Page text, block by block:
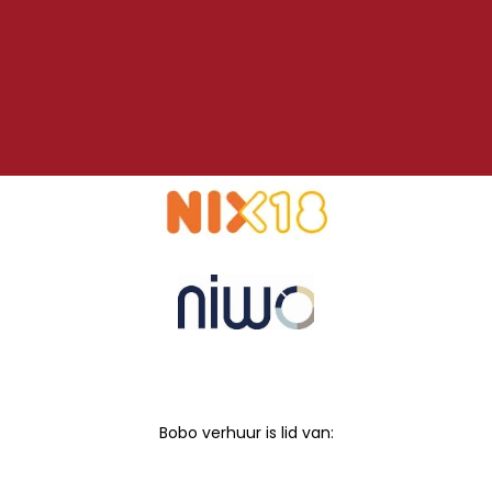
Bobo verhuur is lid van: